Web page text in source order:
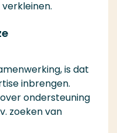
is dat
inbrengen.
ondersteuning
zoeken van